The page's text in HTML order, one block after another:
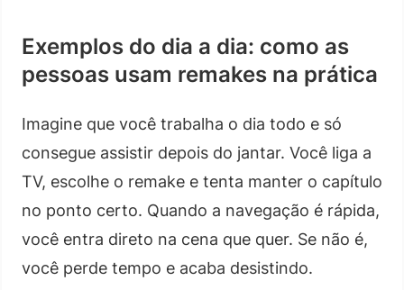
Exemplos do dia a dia: como as
pessoas usam remakes na prática
Imagine que você trabalha o dia todo e só
consegue assistir depois do jantar. Você liga a
TV, escolhe o remake e tenta manter o capítulo
no ponto certo. Quando a navegação é rápida,
você entra direto na cena que quer. Se não é,
você perde tempo e acaba desistindo.